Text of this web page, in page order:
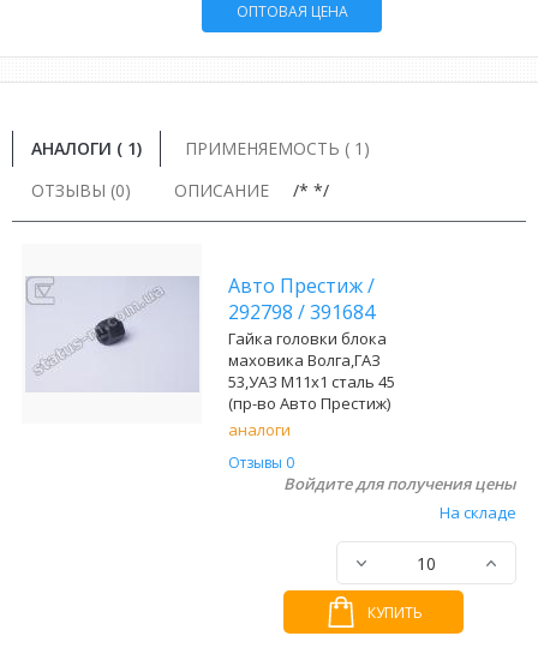
ОПТОВАЯ ЦЕНА
АНАЛОГИ ( 1)
ПРИМЕНЯЕМОСТЬ ( 1)
ОТЗЫВЫ (0)
ОПИСАНИЕ /* */
Авто Престиж/
292798 /391684
Гайка головки блока
маховика Волга,ГАЗ
53,УАЗ М11х1 сталь 45
(пр-во Авто Престиж)
аналоги
Отзывы 0
Войдите для получения цены
На складе
КУПИТЬ